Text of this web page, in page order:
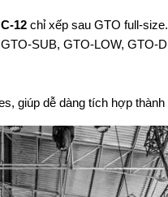
12 chỉ xếp sau GTO full-size.
SUB, GTO-LOW, GTO-
giúp dễ dàng tích hợp